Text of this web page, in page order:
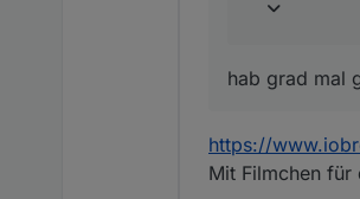
hab grad mal
https://
Mit Filmchen für